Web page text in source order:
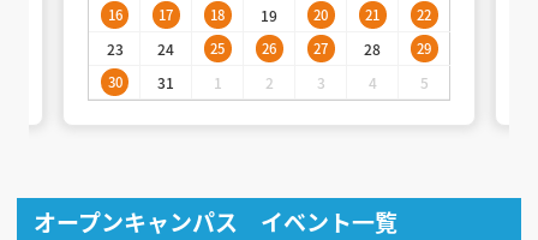
16 17 18 19 20 21 22
23 24 25 26 27 28
29
30
31 1 2 3 4 5
オープンキャンパス イベント一覧